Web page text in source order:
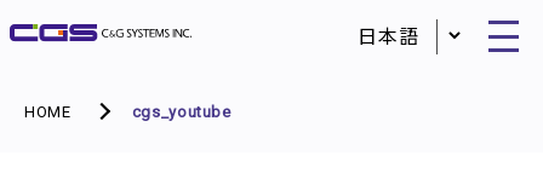
HOME cgs_youtube